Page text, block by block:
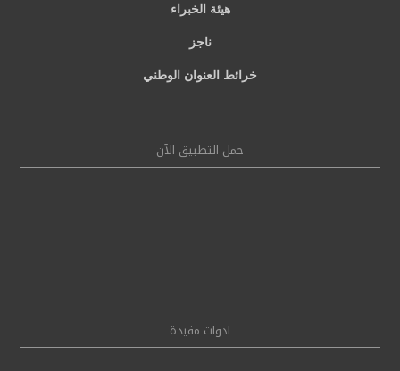
هيئة الخبراء
ناجز
خرائط العنوان الوطني
حمل التطبيق الآن
ادوات مفيدة